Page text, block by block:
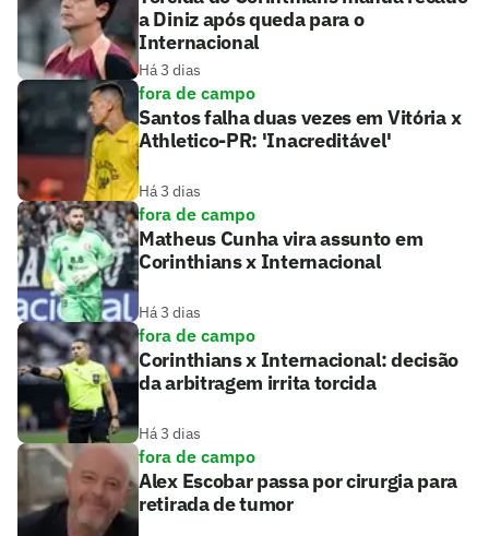
a Diniz após queda para o
Internacional
Há 3 dias
fora de campo
Santos falha duas vezes em Vitória x
Athletico-PR: 'Inacreditável'
Há 3 dias
fora de campo
Matheus Cunha vira assunto em
Corinthians x Internacional
Há 3 dias
fora de campo
Corinthians x Internacional: decisão
da arbitragem irrita torcida
Há 3 dias
fora de campo
Alex Escobar passa por cirurgia para
retirada de tumor